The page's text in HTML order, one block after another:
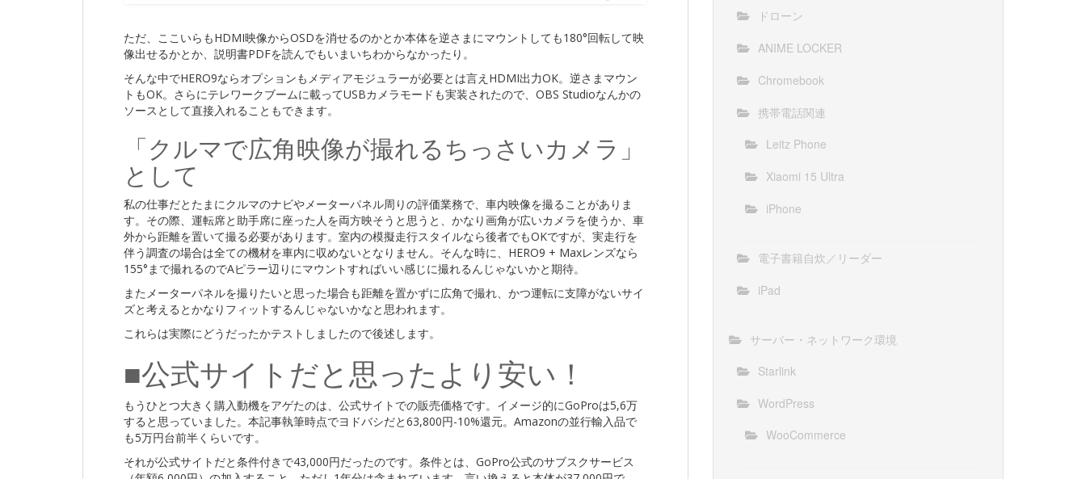
ただ、ここいらもHDMI映像からOSDを消せるのかとか本体を逆さまにマウントしても180°回転して映
像出せるかとか、説明書PDFを読んでもいまいちわからなかったり。
そんな中でHERO9ならオプションもメディアモジュラーが必要とは言えHDMI出力OK。逆さまマウン
トもOK。さらにテレワークブームに載ってUSBカメラモードも実装されたので、OBS Studioなんかの
ソースとして直接入れることもできます。
「クルマで広角映像が撮れるちっさいカメラ」
として
私の仕事だとたまにクルマのナビやメーターパネル周りの評価業務で、車内映像を撮ることがありま
す。その際、運転席と助手席に座った人を両方映そうと思うと、かなり画角が広いカメラを使うか、車
外から距離を置いて撮る必要があります。室内の模擬走行スタイルなら後者でもOKですが、実走行を
伴う調査の場合は全ての機材を車内に収めないとなりません。そんな時に、HERO9 + Maxレンズなら
155°まで撮れるのでAピラー辺りにマウントすればいい感じに撮れるんじゃないかと期待。
またメーターパネルを撮りたいと思った場合も距離を置かずに広角で撮れ、かつ運転に支障がないサイ
ズと考えるとかなりフィットするんじゃないかなと思われます。
これらは実際にどうだったかテストしましたので後述します。
■公式サイトだと思ったより安い！
もうひとつ大きく購入動機をアゲたのは、公式サイトでの販売価格です。イメージ的にGoProは5,6万
すると思っていました。本記事執筆時点でヨドバシだと63,800円-10%還元。Amazonの並行輸入品で
も5万円台前半くらいです。
それが公式サイトだと条件付きで43,000円だったのです。条件とは、GoPro公式のサブスクサービス
ドローン
ANIME LOCKER
Chromebook
携帯電話関連
Leitz Phone
Xiaomi 15 Ultra
iPhone
電子書籍自炊／リーダー
iPad
サーバー・ネットワーク環境
Starlink
WordPress
WooCommerce